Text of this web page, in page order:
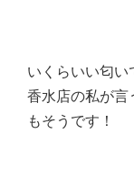
いくらいい匂い
香水店の私が言
もそうです！